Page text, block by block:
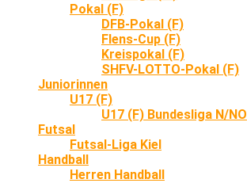
Pokal (F)
DFB-Pokal (F)
Flens-Cup (F)
Kreispokal (F)
SHFV-LOTTO-Pokal (F)
Juniorinnen
U17 (F)
U17 (F) Bundesliga N/NO
Futsal
Futsal-Liga Kiel
Handball
Herren Handball